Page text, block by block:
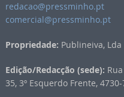
redacao@pressminho.pt
comercial@pressminho.pt
Propriedade: Publineiva, Lda
Edição/Redacção (sede):
35, 3º Esquerdo Frente,